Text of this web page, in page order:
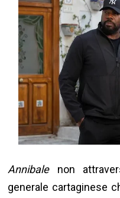
Annibalenon
generale cartaginese